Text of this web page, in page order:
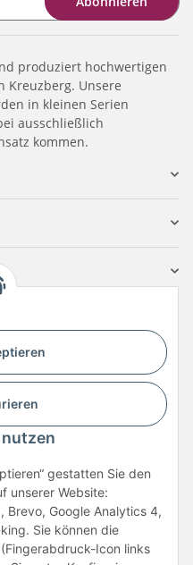
produziert hochwertigen
Kreuzberg. Unsere
in kleinen Serien
ausschließlich
kommen.
Versand
gestatten Sie den
unserer Website:
Brevo, Google Analytics 4,
Sie können die
Icon links